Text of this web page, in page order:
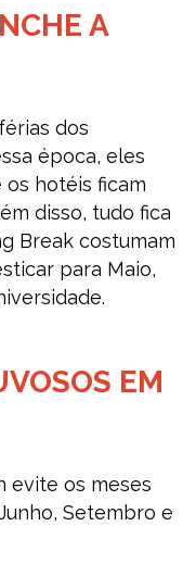
A
dos
época, eles
os hotéis ficam
disso, tudo fica
Break costumam
para Maio,
EM
evite os meses
Setembro e